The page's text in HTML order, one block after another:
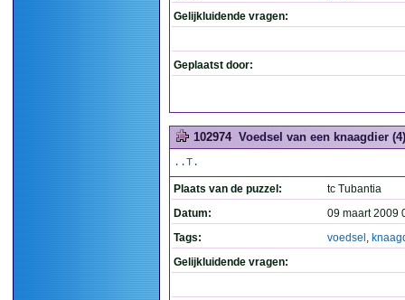
Gelijkluidende vragen:
Geplaatst door:
102974 Voedsel van een knaagdier (4)
..T.
Plaats van de puzzel:
tc Tubantia
Datum:
09 maart 2009
Tags:
voedsel ,
Gelijkluidende vragen: